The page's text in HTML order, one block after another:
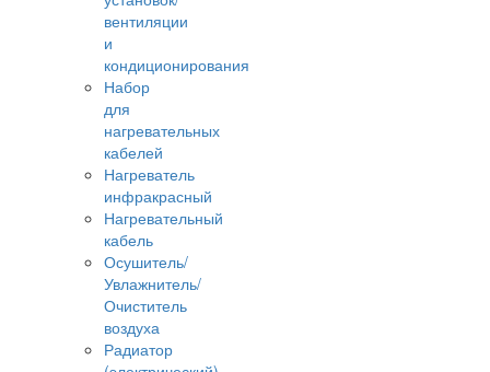
вентиляции
и
кондиционирования
Набор
для
нагревательных
кабелей
Нагреватель
инфракрасный
Нагревательный
кабель
Осушитель/
Увлажнитель/
Очиститель
воздуха
Радиатор